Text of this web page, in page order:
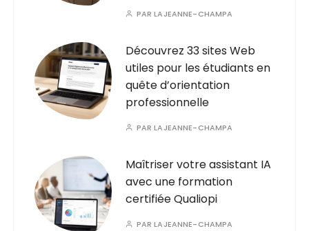
PARLAJEANNE-CHAMPA
Découvrez 33 sites Web
utiles pour les étudiants en
quête d’orientation
professionnelle
PARLAJEANNE-CHAMPA
Maîtriser votre assistant IA
avec une formation
certifiée Qualiopi
PARLAJEANNE-CHAMPA